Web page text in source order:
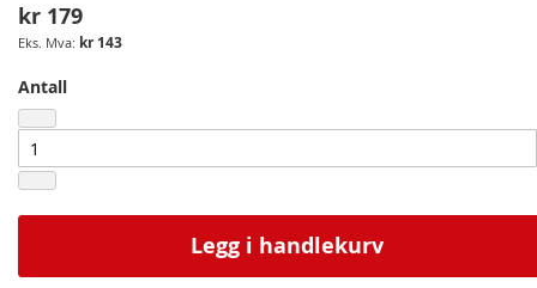
kr 179
kr 143
Antall
Legg i handlekurv